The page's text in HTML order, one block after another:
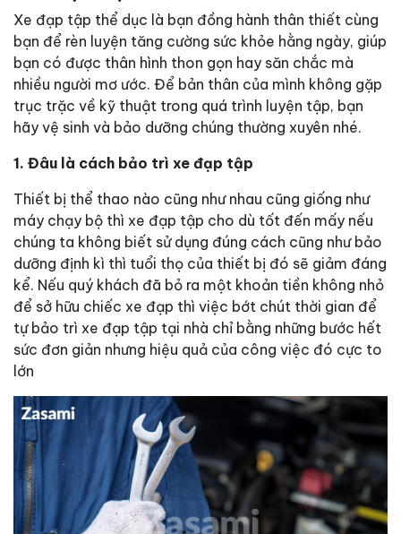
Xe đạp tập thể dục là bạn đồng hành thân thiết cùng
bạn để rèn luyện tăng cường sức khỏe hằng ngày, giúp
bạn có được thân hình thon gọn hay săn chắc mà
nhiều người mơ ước. Để bản thân của mình không gặp
trục trặc về kỹ thuật trong quá trình luyện tập, bạn
hãy vệ sinh và bảo dưỡng chúng thường xuyên nhé.
1. Đâu là cách bảo trì xe đạp tập
Thiết bị thể thao nào cũng như nhau cũng giống như
máy chạy bộ thì xe đạp tập cho dù tốt đến mấy nếu
chúng ta không biết sử dụng đúng cách cũng như bảo
dưỡng định kì thì tuổi thọ của thiết bị đó sẽ giảm đáng
kể. Nếu quý khách đã bỏ ra một khoản tiền không nhỏ
để sở hữu chiếc xe đạp thì việc bớt chút thời gian để
tự bảo trì xe đạp tập tại nhà chỉ bằng những bước hết
sức đơn giản nhưng hiệu quả của công việc đó cực to
lớn